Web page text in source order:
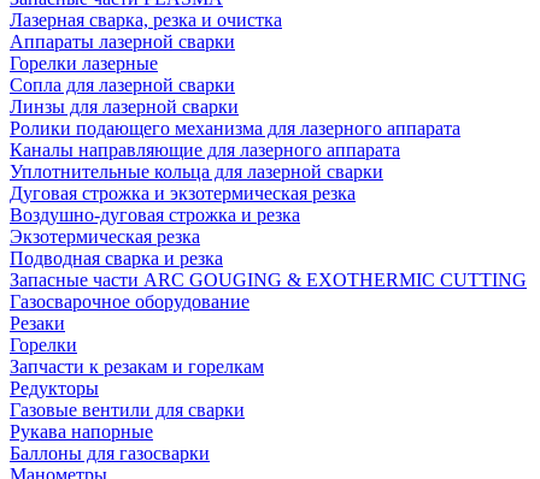
Лазерная сварка, резка и очистка
Аппараты лазерной сварки
Горелки лазерные
Сопла для лазерной сварки
Линзы для лазерной сварки
Ролики подающего механизма для лазерного аппарата
Каналы направляющие для лазерного аппарата
Уплотнительные кольца для лазерной сварки
Дуговая строжка и экзотермическая резка
Воздушно-дуговая строжка и резка
Экзотермическая резка
Подводная сварка и резка
Запасные части ARC GOUGING & EXOTHERMIC CUTTING
Газосварочное оборудование
Резаки
Горелки
Запчасти к резакам и горелкам
Редукторы
Газовые вентили для сварки
Рукава напорные
Баллоны для газосварки
Манометры